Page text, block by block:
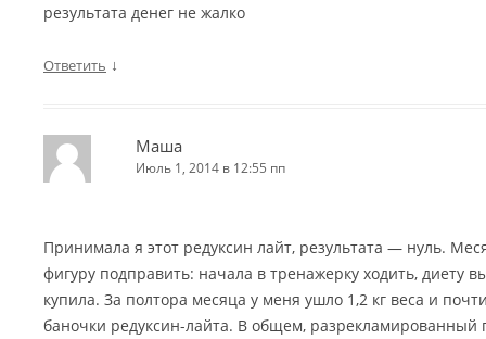
результата денег не жалко
Ответить ↓
Маша
Июль 1, 2014 в 12:55 пп
Принимала я этот редуксин лайт, результата — нуль.
фигуру подправить: начала в тренажерку ходить, диету
купила. За полтора месяца у меня ушло 1,2 кг веса и
баночки редуксин-лайта. В общем, разрекламированный